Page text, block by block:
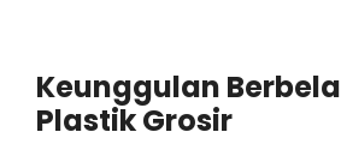
Keunggulan
Plastik Grosir